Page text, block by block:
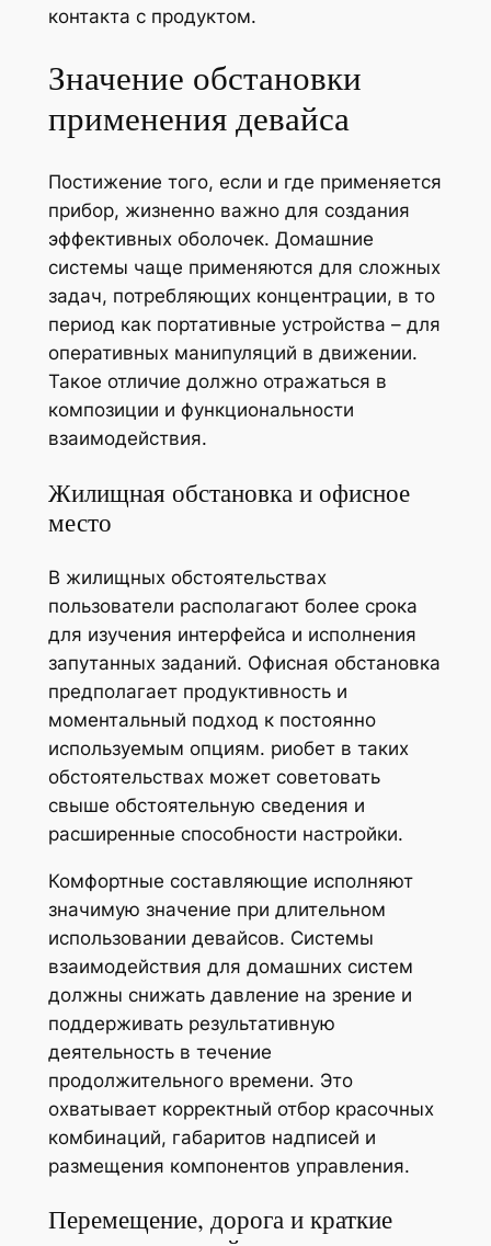
контакта с продуктом.
Значение обстановки
применения девайса
Постижение того, если и где применяется
прибор, жизненно важно для создания
эффективных оболочек. Домашние
системы чаще применяются для сложных
задач, потребляющих концентрации, в то
период как портативные устройства – для
оперативных манипуляций в движении.
Такое отличие должно отражаться в
композиции и функциональности
взаимодействия.
Жилищная обстановка и офисное
место
В жилищных обстоятельствах
пользователи располагают более срока
для изучения интерфейса и исполнения
запутанных заданий. Офисная обстановка
предполагает продуктивность и
моментальный подход к постоянно
используемым опциям. риобет в таких
обстоятельствах может советовать
свыше обстоятельную сведения и
расширенные способности настройки.
Комфортные составляющие исполняют
значимую значение при длительном
использовании девайсов. Системы
взаимодействия для домашних систем
должны снижать давление на зрение и
поддерживать результативную
деятельность в течение
продолжительного времени. Это
охватывает корректный отбор красочных
комбинаций, габаритов надписей и
размещения компонентов управления.
Перемещение, дорога и краткие